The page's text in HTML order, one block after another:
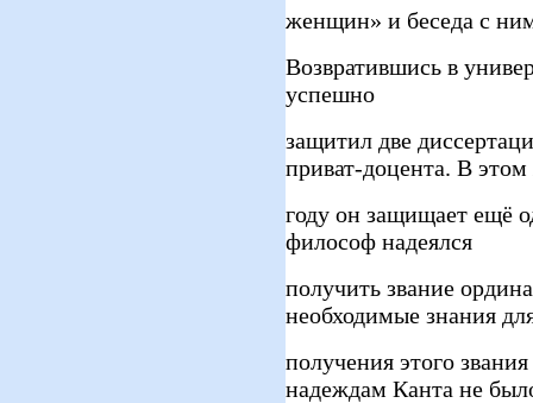
женщин» и беседа с
Возвратившись в
успешно
защитил две
приват-доцента. В
году он защищает ещё
философ надеялся
получить звание
необходимые знания
получения этого
надеждам Канта не